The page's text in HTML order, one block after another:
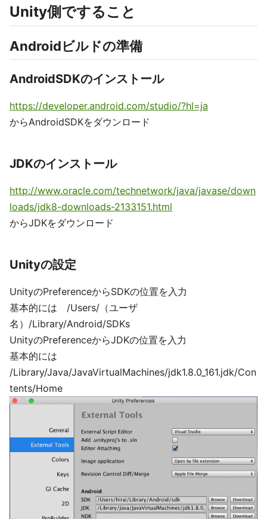
Unity側ですること
Androidビルドの準備
AndroidSDKのインストール
https://developer.android.com/studio/?hl=ja
からAndroidSDKをダウンロード
JDKのインストール
http://www.oracle.com/technetwork/java/javase/down
loads/jdk8-downloads-2133151.html
からJDKをダウンロード
Unityの設定
UnityのPreferenceからSDKの位置を入力
基本的には /Users/（ユーザ
名）/Library/Android/SDKs
UnityのPreferenceからJDKの位置を入力
基本的には
/Library/Java/JavaVirtualMachines/jdk1.8.0_161.jdk/Con
tents/Home